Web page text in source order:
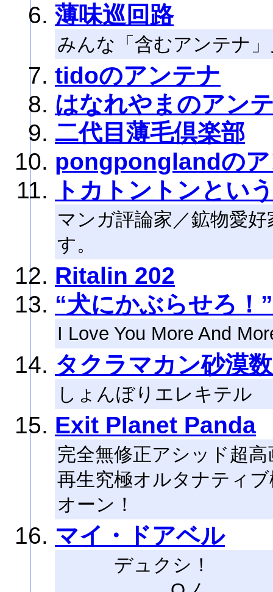
薄味巡回路
みんな「含むアンテナ
tidoのアンテナ
はなれやまのアン
二代目薄毛倶楽部
pongponglandの
トカトントンとい
マンガ評論家／鉱物愛
す。
Ritalin 202
“犬にかぶらせろ！
I Love You More And
タクラマカン砂漠
しょんぼりエレキテル
Exit Planet Panda
完全無修正アシッド超
再生究極オルタナティ
オーン！
マイ・ドアベル
デュクシ！